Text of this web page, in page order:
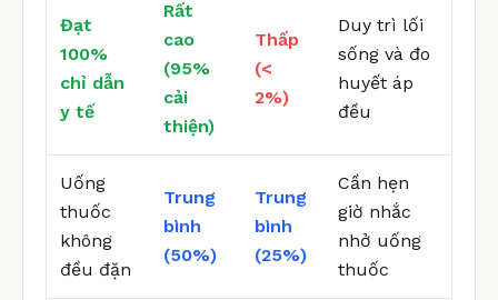
Đạt
100%
chỉ dẫn
y tế
Rất
cao
(95%
cải
thiện)
Thấp
(<
2%)
Duy trì lối
sống và đo
huyết áp
đều
Uống
thuốc
không
đều đặn
Trung
bình
(50%)
Trung
bình
(25%)
Cần hẹn
giờ nhắc
nhở uống
thuốc